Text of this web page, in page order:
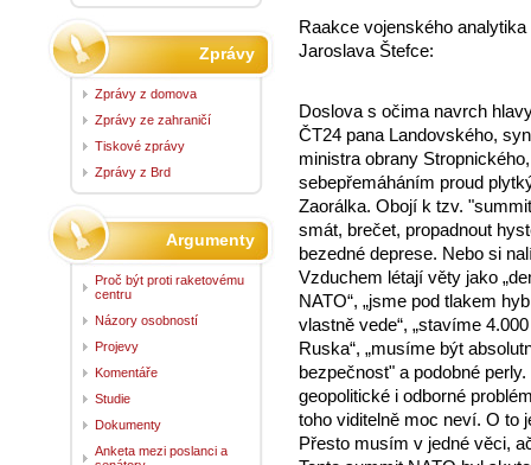
Raakce vojenského analytika
Jaroslava Štefce:
Doslova s očima navrch
ČT24 pana Landovského,
ministra obrany
sebepřemáháním proud
Zaorálka. Obojí k tzv.
smát, brečet, propadnout
bezedné deprese. Nebo si
Vzduchem létají věty jako
NATO“, „jsme pod tlakem
vlastně vede“, „stavíme
Ruska“, „musíme být
bezpečnost" a podobné
geopolitické i odborné
toho viditelně moc neví. O to
Přesto musím v jedné věci,
Zprávy
Zprávy z domova
Zprávy ze zahraničí
Tiskové zprávy
Zprávy z Brd
Argumenty
Proč být proti raketovému
centru
Názory osobností
Projevy
Komentáře
Studie
Dokumenty
Anketa mezi poslanci a